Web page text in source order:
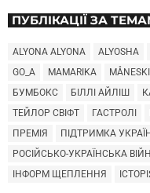
ПУБЛІКАЦІЇ ЗА
ALYONA ALYONA ALYOSHA
GO_A
MAMARIKA
БУМБОКС
БІЛЛІ АЙЛІШ
ТЕЙЛОР СВІФТ
ГАСТРОЛІ
ПРЕМІЯ
ПІДТРИМКА
РОСІЙСЬКО-УКРАЇНСЬКА
ІНФОРМ ЩЕПЛЕННЯ